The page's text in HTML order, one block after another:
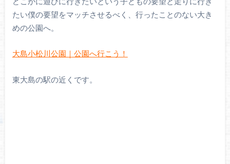
たい僕の要望をマッチさせるべく、行ったことのない大き
めの公園へ。
大島小松川公園｜公園へ行こう！
東大島の駅の近くです。